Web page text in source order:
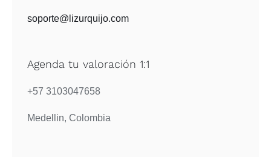
soporte@lizurquijo.com
Agenda tu valoración 1:1
+57 3103047658
Medellin, Colombia